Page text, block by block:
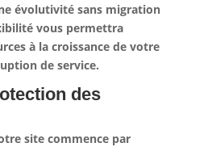
évolutivité sans migration
vous permettra
à la croissance de votre
de service.
des
site commence par